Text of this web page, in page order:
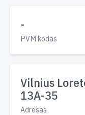
-
PVM kodas
Vilnius
13A-35
Adresas